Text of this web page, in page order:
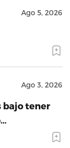
Ago 5, 2026
Ago 3, 2026
bajo tener